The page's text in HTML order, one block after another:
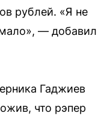
рублей. «Я не
— добавил
Гаджиев
что рэпер